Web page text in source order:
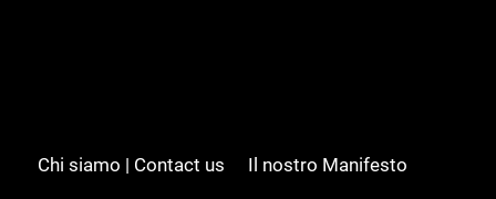
Chi siamo | Contact us
Il nostro Manifesto